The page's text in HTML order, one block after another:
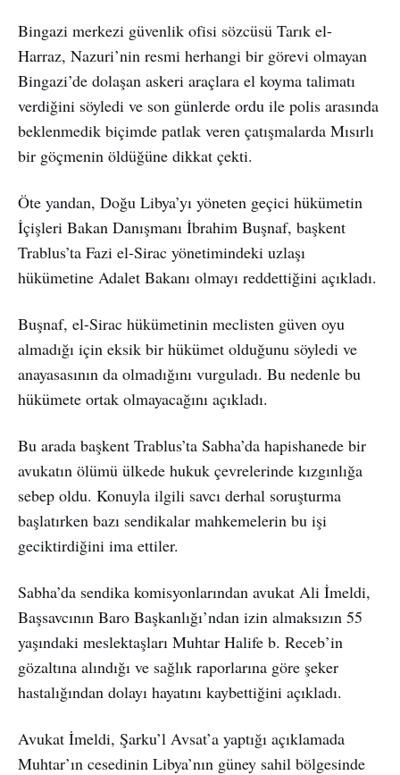
Bingazi merkezi güvenlik ofisi sözcüsü Tarık el-
Harraz, Nazuri’nin resmi herhangi bir görevi olmayan
Bingazi’de dolaşan askeri araçlara el koyma talimatı
verdiğini söyledi ve son günlerde ordu ile polis arasında
beklenmedik biçimde patlak veren çatışmalarda Mısırlı
bir göçmenin öldüğüne dikkat çekti.
Öte yandan, Doğu Libya’yı yöneten geçici hükümetin
İçişleri Bakan Danışmanı İbrahim Buşnaf, başkent
Trablus’ta Fazi el-Sirac yönetimindeki uzlaşı
hükümetine Adalet Bakanı olmayı reddettiğini açıkladı.
Buşnaf, el-Sirac hükümetinin meclisten güven oyu
almadığı için eksik bir hükümet olduğunu söyledi ve
anayasasının da olmadığını vurguladı. Bu nedenle bu
hükümete ortak olmayacağını açıkladı.
Bu arada başkent Trablus’ta Sabha’da hapishanede bir
avukatın ölümü ülkede hukuk çevrelerinde kızgınlığa
sebep oldu. Konuyla ilgili savcı derhal soruşturma
başlatırken bazı sendikalar mahkemelerin bu işi
geciktirdiğini ima ettiler.
Sabha’da sendika komisyonlarından avukat Ali İmeldi,
Başsavcının Baro Başkanlığı’ndan izin almaksızın 55
yaşındaki meslektaşları Muhtar Halife b. Receb’in
gözaltına alındığı ve sağlık raporlarına göre şeker
hastalığından dolayı hayatını kaybettiğini açıkladı.
Avukat İmeldi, Şarku’l Avsat’a yaptığı açıklamada
Muhtar’ın cesedinin Libya’nın güney sahil bölgesinde